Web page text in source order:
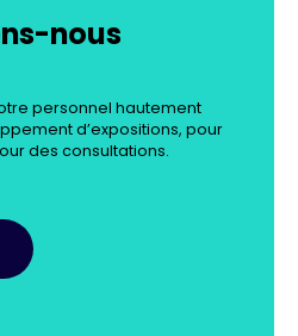
nous
personnel hautement
d’expositions, pour
des consultations.